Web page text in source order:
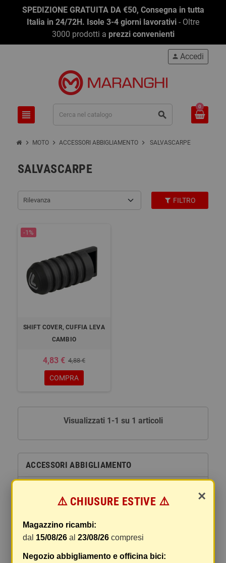
SPEDIZIONE GRATUITA DA €50, Consegna in tutta
Italia in 24/72H. Isole 3-4 giorni lavorativi - Oltre
3000 prodotti a prezzi convenienti
view_headline search
person Accedi
0
chevron_right MOTO chevron_right ACCESSORI ABBIGLIAMENTO chevron_right SALVASCARPE
ACCESSORI ABBIGLIAMENTO
ZAINI MARSUPI BORSETTE
SALVASCARPE
Rilevanza FILTRO
-1%
SHIFT COVER, CUFFIA LEVA
CAMBIO
4,83 € 4,88 €
COMPRA
Visualizzati 1-1 su 1 articoli
×
⚠️ CHIUSURE ESTIVE ⚠️
Magazzino ricambi:
dal 15/08/26 al23/08/26 compresi
Negozio abbigliamento e officina bici: